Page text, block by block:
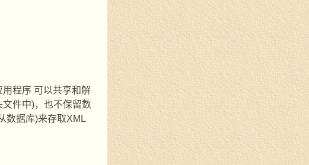
用程序 可以共享和解
文件中)，也不保留数
数据库)来存取XML